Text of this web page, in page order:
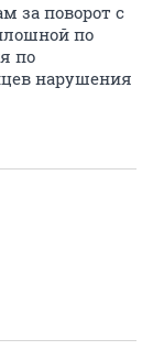
за поворот с
по
по
нарушения